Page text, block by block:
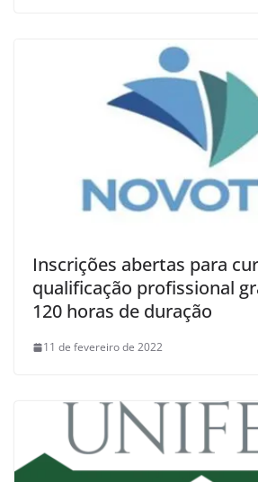
Inscrições abertas para
qualificação profissional
120 horas de duração
11 de fevereiro de 2022